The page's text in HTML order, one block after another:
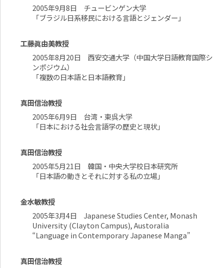
2005年9月8日 チュービンゲン大学
「ブラジル日系移民における言語とジェンダー」
工藤眞由美教授
2005年8月20日 西安交通大学（中国大学日語教育国際シ
ンポジウム）
「複数の日本語と日本語教育」
真田信治教授
2005年6月9日 台湾・東呉大学
「日本における社会言語学の歴史と現状」
真田信治教授
2005年5月21日 韓国・中央大学校日本研究所
「日本語の動きとそれに対する私の立場」
金水敏教授
2005年3月4日 Japanese Studies Center, Monash
University (Clayton Campus), Austoralia
“Language in Contemporary Japanese Manga”
真田信治教授